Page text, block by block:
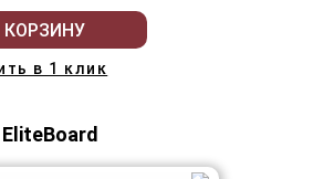
КОРЗИНУ
в 1 клик